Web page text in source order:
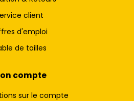
client
d'emploi
de tailles
compte
sur le compte